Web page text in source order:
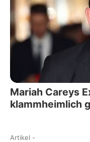
Mariah Careys
klammheimlich
Artikel -